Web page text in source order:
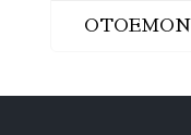
OTOEMON